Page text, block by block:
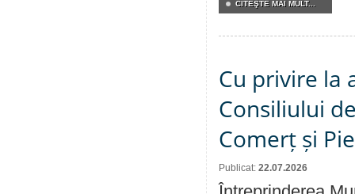
CITEŞTE MAI MULT...
Cu privire la
Consiliului
Comerț și
Publicat: 22.07.2026